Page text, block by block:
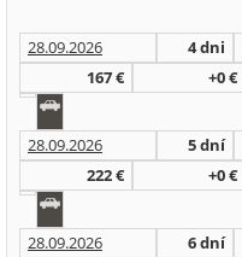
28.09.2026 4 dni
167 €
+0 €
28.09.2026 5 dní
222 €
+0 €
28.09.2026 6 dní